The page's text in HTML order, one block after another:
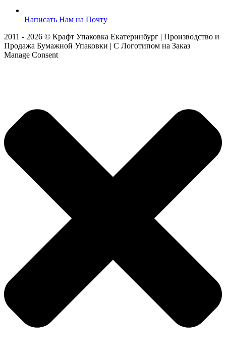
Написать Нам на Почту
2011 - 2026 © Крафт Упаковка Екатеринбург | Производство и
Продажа Бумажной Упаковки | С Логотипом на Заказ
Manage Consent